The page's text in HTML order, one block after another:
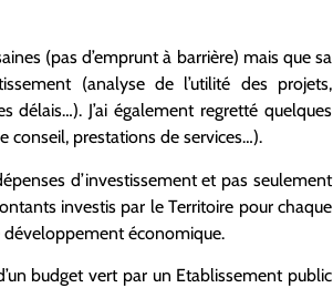
(pas d’emprunt à barrière) mais que sa
(analyse de l’utilité des projets,
J’ai également regretté quelques
conseil, prestations de services…).
d’investissement et pas seulement
investis par le Territoire pour chaque
développement économique.
budget vert par un Etablissement public